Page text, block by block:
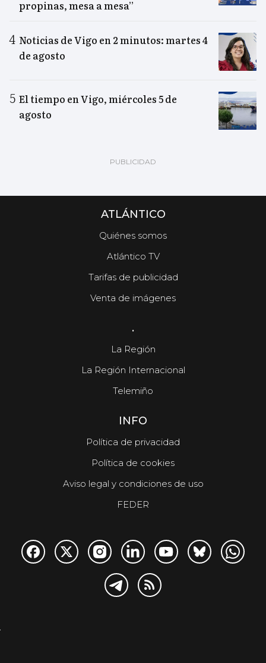
propinas, mesa a mesa”
Noticias de Vigo en 2 minutos: martes 4
de agosto
El tiempo en Vigo, miércoles 5 de
agosto
ATLÁNTICO
Quiénes somos
Atlántico TV
Tarifas de publicidad
Venta de imágenes
.
La Región
La Región Internacional
Telemiño
INFO
Política de privacidad
Política de cookies
Aviso legal y condiciones de uso
FEDER